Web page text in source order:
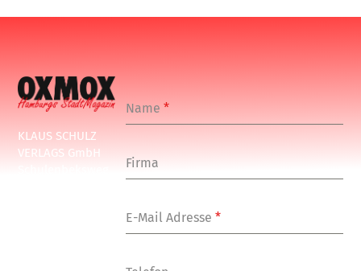
KLAUS SCHULZ
VERLAGS GmbH
Name*
Firma
E-Mail Adresse*